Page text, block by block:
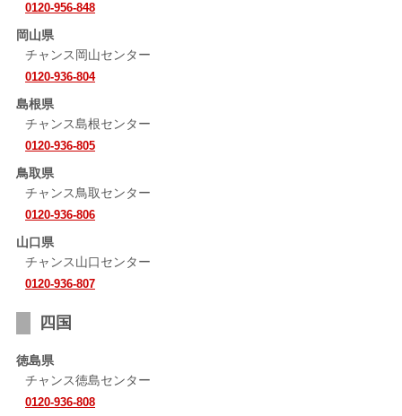
0120-956-848
岡山県
チャンス岡山センター
0120-936-804
島根県
チャンス島根センター
0120-936-805
鳥取県
チャンス鳥取センター
0120-936-806
山口県
チャンス山口センター
0120-936-807
四国
徳島県
チャンス徳島センター
0120-936-808